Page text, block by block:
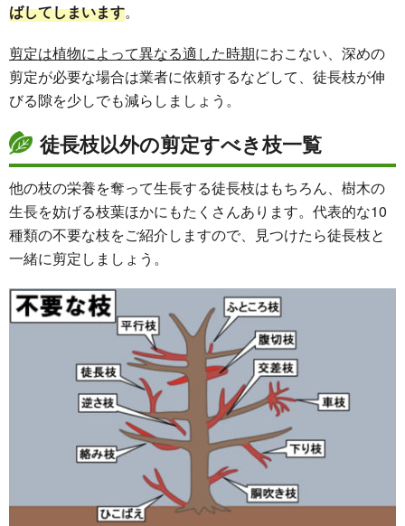
ばしてしまいます。
剪定は植物によって異なる適した時期におこない、深めの
剪定が必要な場合は業者に依頼するなどして、徒長枝が伸
びる隙を少しでも減らしましょう。
徒長枝以外の剪定すべき枝一覧
他の枝の栄養を奪って生長する徒長枝はもちろん、樹木の
生長を妨げる枝葉ほかにもたくさんあります。代表的な10
種類の不要な枝をご紹介しますので、見つけたら徒長枝と
一緒に剪定しましょう。